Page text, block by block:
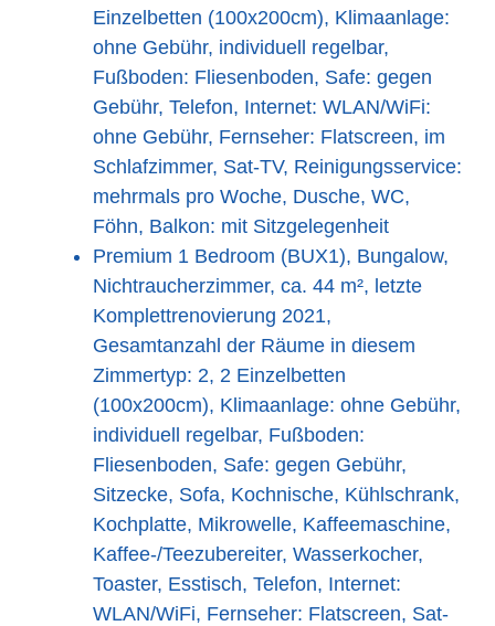
Einzelbetten (100x200cm), Klimaanlage:
ohne Gebühr, individuell regelbar,
Fußboden: Fliesenboden, Safe: gegen
Gebühr, Telefon, Internet: WLAN/WiFi:
ohne Gebühr, Fernseher: Flatscreen, im
Schlafzimmer, Sat-TV, Reinigungsservice:
mehrmals pro Woche, Dusche, WC,
Föhn, Balkon: mit Sitzgelegenheit
Premium 1 Bedroom (BUX1), Bungalow,
Nichtraucherzimmer, ca. 44 m², letzte
Komplettrenovierung 2021,
Gesamtanzahl der Räume in diesem
Zimmertyp: 2, 2 Einzelbetten
(100x200cm), Klimaanlage: ohne Gebühr,
individuell regelbar, Fußboden:
Fliesenboden, Safe: gegen Gebühr,
Sitzecke, Sofa, Kochnische, Kühlschrank,
Kochplatte, Mikrowelle, Kaffeemaschine,
Kaffee-/Teezubereiter, Wasserkocher,
Toaster, Esstisch, Telefon, Internet:
WLAN/WiFi, Fernseher: Flatscreen, Sat-